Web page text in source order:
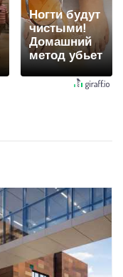
Ногти будут
чистыми!
Домашний
метод убьет
грибок,
возьмите